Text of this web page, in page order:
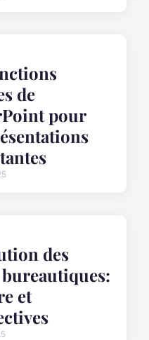
de
pour
des
et